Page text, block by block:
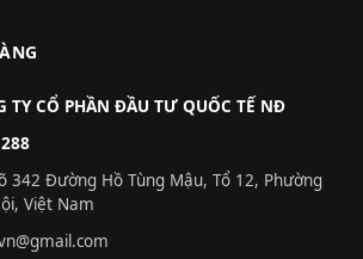
TY CỔ PHẦN ĐẦU TƯ QUỐC TẾ NĐ
342 Đường Hồ Tùng Mậu, Tổ 12, Phường
Việt Nam